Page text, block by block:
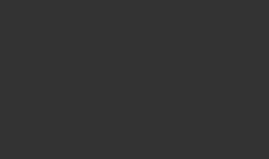
кабинетов,
и ресепшен-зон.